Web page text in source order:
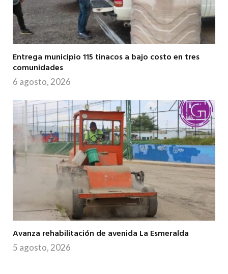
Entrega municipio 115 tinacos a bajo costo en tres
comunidades
6 agosto, 2026
Avanza rehabilitación de avenida La Esmeralda
5 agosto, 2026